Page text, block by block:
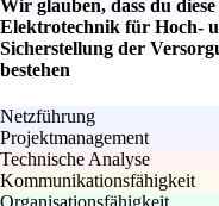
Wir glauben, dass du
Elektrotechnik für Hoch-
Sicherstellung der
bestehen
Netzführung
Projektmanagement
Technische Analyse
Kommunikationsfähigkeit